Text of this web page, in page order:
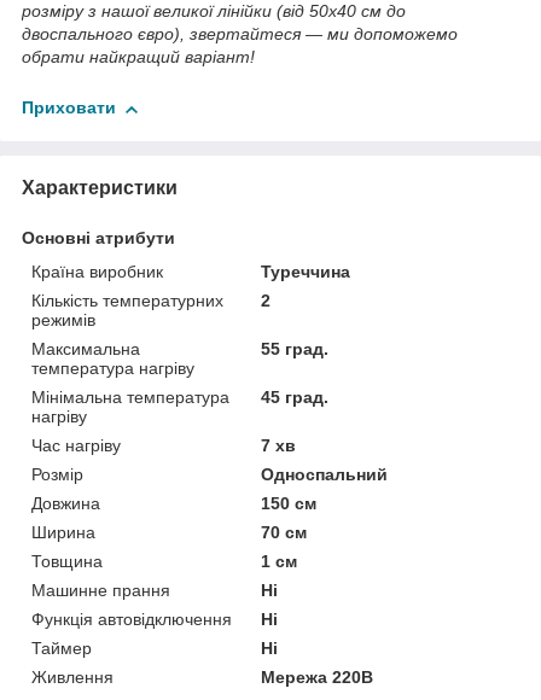
розміру з нашої великої лінійки (від 50х40 см до
двоспального євро), звертайтеся — ми допоможемо
обрати найкращий варіант!
Приховати
Характеристики
Основні атрибути
Країна виробник
Туреччина
Кількість температурних
режимів
2
Максимальна
температура нагріву
55 град.
Мінімальна температура
нагріву
45 град.
Час нагріву
7 хв
Розмір
Односпальний
Довжина
150 см
Ширина
70 см
Товщина
1 см
Машинне прання
Ні
Функція автовідключення
Ні
Таймер
Ні
Живлення
Мережа 220В